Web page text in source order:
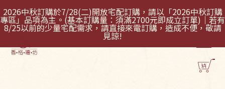
2026中秋訂購於7/28(二)開放宅配訂購，請以「2026中秋訂購
專區」品項為主。(基本訂購量：須滿2700元即成立訂單)｜若有
8/25以前的少量宅配需求，請直接來電訂購，造成不便，敬請
見諒!